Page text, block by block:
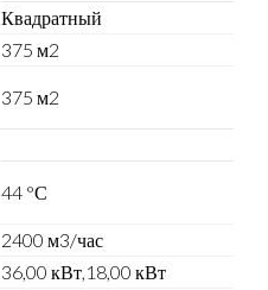
Квадратный
375 м2
375 м2
44 °С
2400 м3/час
36,00 кВт,18,00 кВт